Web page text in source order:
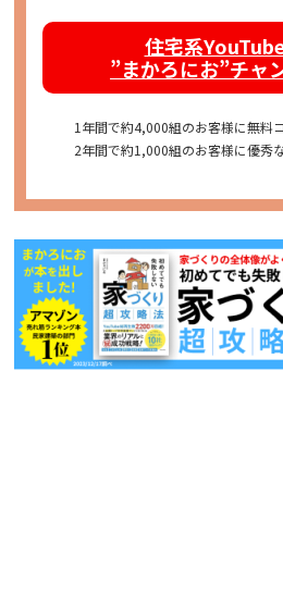
住宅系
”まかろにお”チャ
1年間で約4,000組のお客様に無料
2年間で約1,000組のお客様に優秀